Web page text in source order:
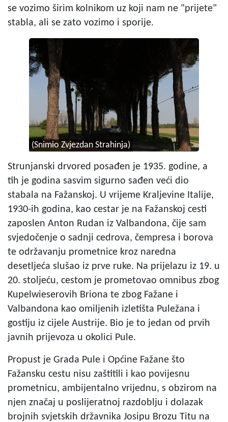
se vozimo širim kolnikom uz koji nam ne "prijete"
stabla, ali se zato vozimo i sporije.
(Snimio Zvjezdan Strahinja)
Strunjanski drvored posađen je 1935. godine, a
tih je godina sasvim sigurno sađen veći dio
stabala na Fažanskoj. U vrijeme Kraljevine Italije,
1930-ih godina, kao cestar je na Fažanskoj cesti
zaposlen Anton Rudan iz Valbandona, čije sam
svjedočenje o sadnji cedrova, čempresa i borova
te održavanju prometnice kroz naredna
desetljeća slušao iz prve ruke. Na prijelazu iz 19. u
20. stoljeću, cestom je prometovao omnibus zbog
Kupelwieserovih Briona te zbog Fažane i
Valbandona kao omiljenih izletišta Puležana i
gostiju iz cijele Austrije. Bio je to jedan od prvih
javnih prijevoza u okolici Pule.
Propust je Grada Pule i Općine Fažane što
Fažansku cestu nisu zaštitili i kao povijesnu
prometnicu, ambijentalno vrijednu, s obzirom na
njen značaj u poslijeratnoj razdoblju i dolazak
brojnih svjetskih državnika Josipu Brozu Titu na